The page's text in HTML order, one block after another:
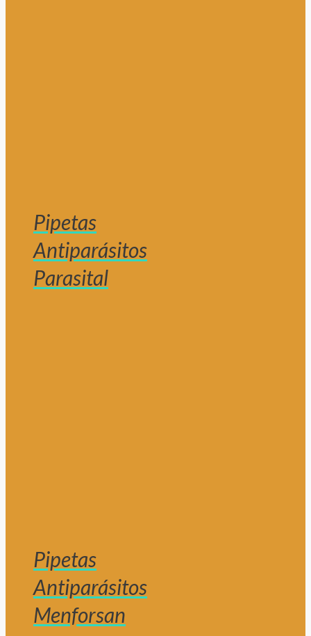
Pipetas
Antiparásitos
Parasital
Pipetas
Antiparásitos
Menforsan